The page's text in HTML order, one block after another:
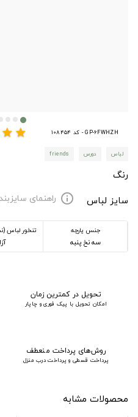
GP-6FWHZH - کد 108454 star
star
لباس دورس friends
رنگ
سایز لباس
info راهنمای
جنس پارچه
سه نخ پنبه
تنخور لباس
تحویل در کمترین زمان
امکان تحویل با پیک فوری و چاپار
روش‌های پرداخت منعطف
پرداخت قسطی و پرداخت درب منزل
محصولات مشابه